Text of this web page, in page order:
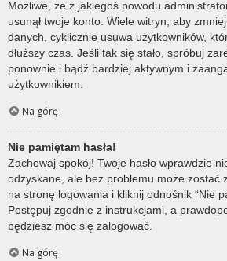
Możliwe, że z jakiegoś powodu
usunął twoje konto. Wiele witryn, aby
danych, cyklicznie usuwa użytkowników,
dłuższy czas. Jeśli tak się stało, spróbuj
ponownie i bądź bardziej aktywnym i
użytkownikiem.
Na górę
Nie pamiętam hasła!
Zachowaj spokój! Twoje hasło wprawdzie
odzyskane, ale bez problemu może zostać
na stronę logowania i kliknij odnośnik “Nie
Postępuj zgodnie z instrukcjami, a
będziesz móc się zalogować.
Na górę